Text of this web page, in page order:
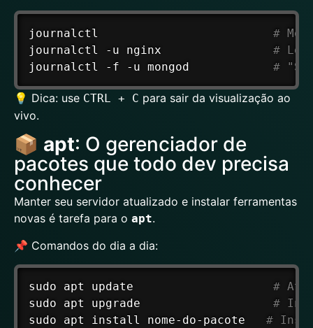
journalctl #
journalctl -u nginx #
journalctl -f -u mongod #
💡 Dica: use CTRL + C para sair da visualização ao
vivo.
📦 apt: O gerenciador de
pacotes que todo dev precisa
conhecer
Manter seu servidor atualizado e instalar ferramentas
novas é tarefa para o apt.
📌 Comandos do dia a dia:
sudo apt update #
sudo
apt upgrade #
sudo
apt install nome-do-pacote #